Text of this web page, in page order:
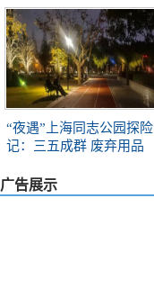
“夜遇”上海同志公园探险
记：三五成群 废弃用品
广告展示